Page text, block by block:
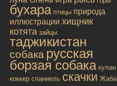
бухара птицы природа
иллюстрации хищник
котята зайцы
таджикистан
собака русская
борзая собака кулан
коккер спаниель скачки Жаба